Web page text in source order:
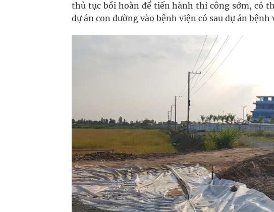
thủ tục bồi hoàn để tiến hành thi công sớm, có
dự án con đường vào bệnh viện có sau dự án